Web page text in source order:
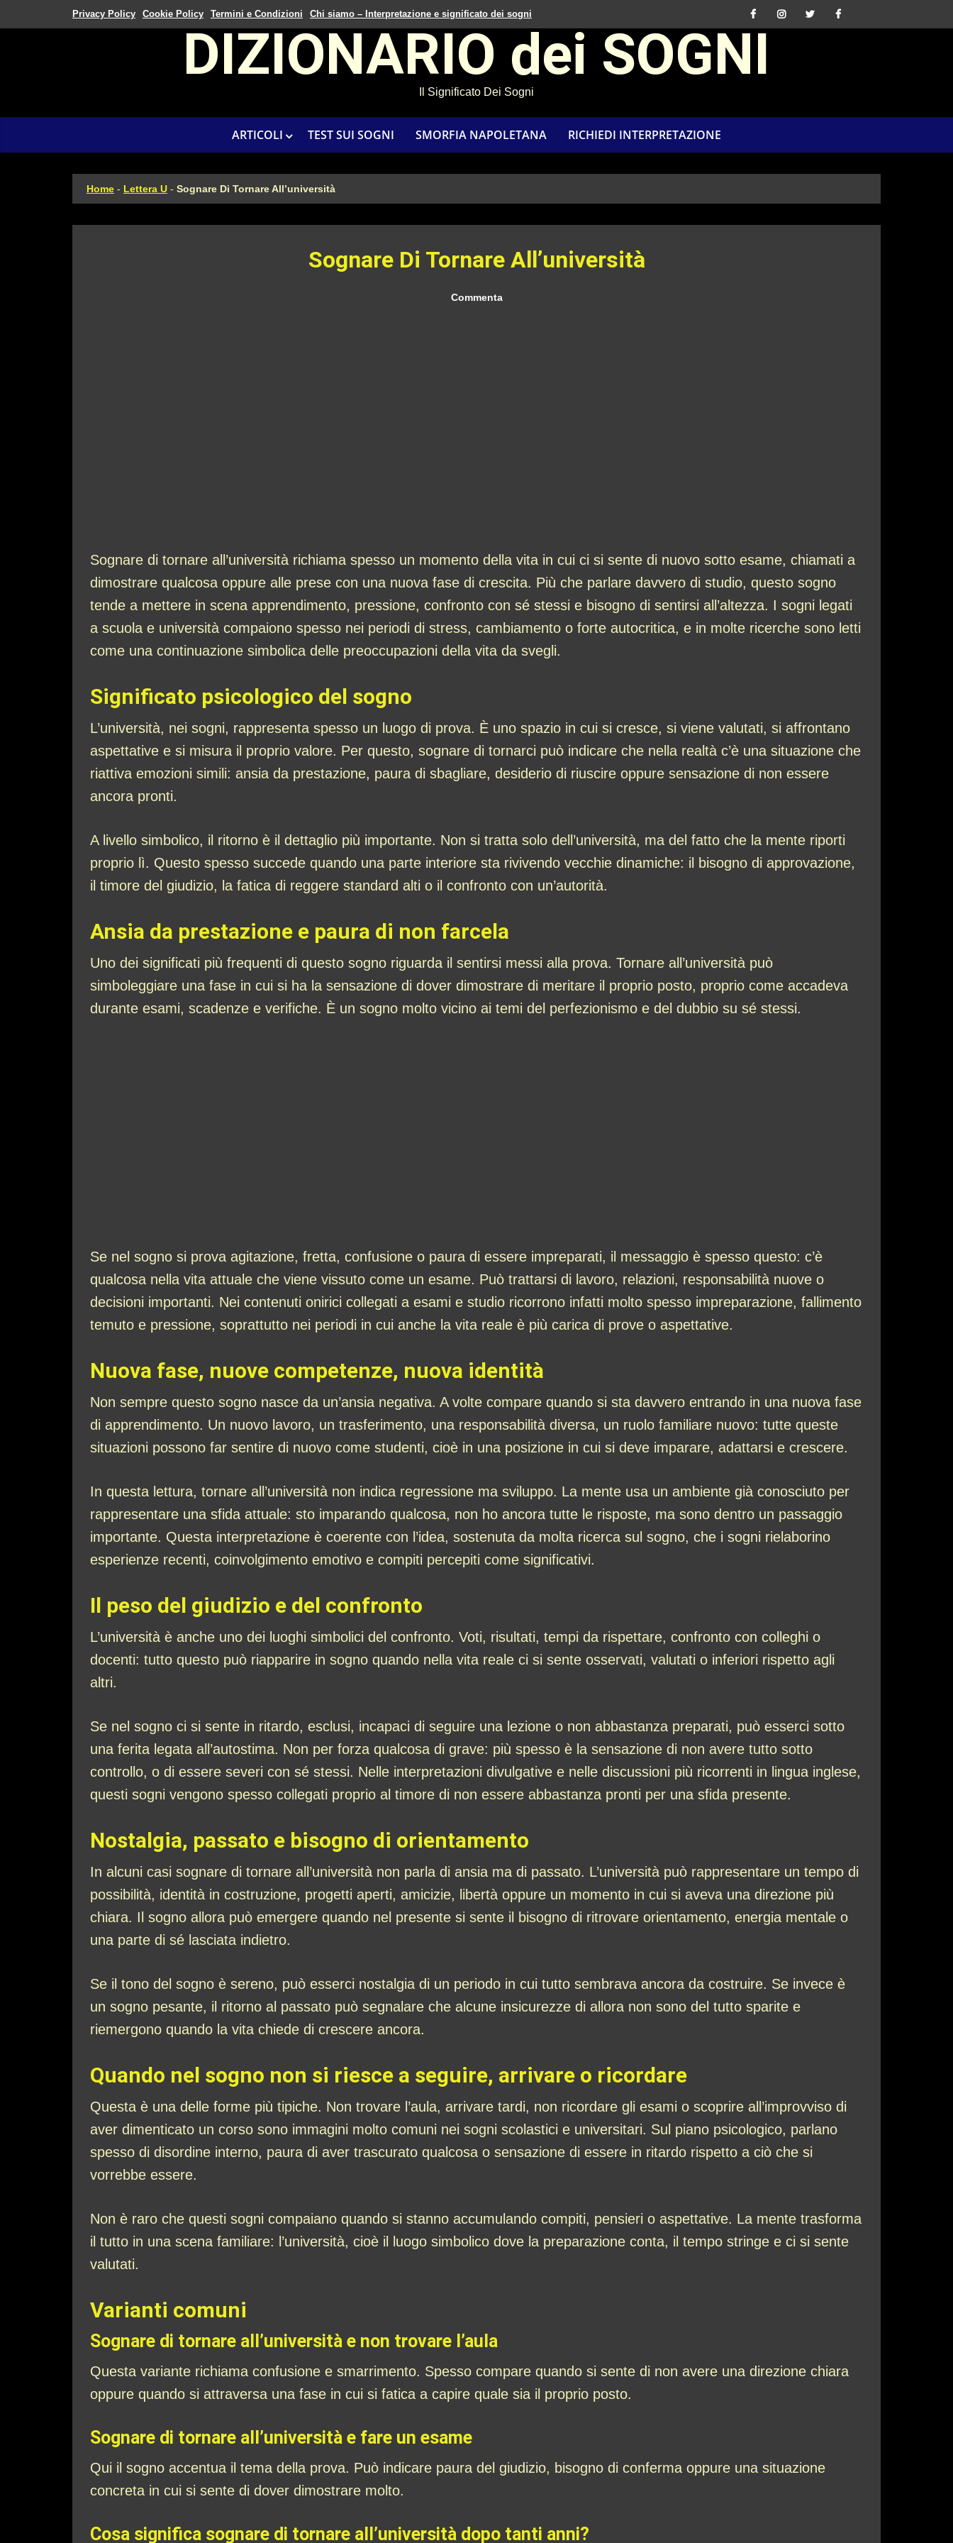
Privacy Policy Cookie Policy Termini e Condizioni Chi siamo – Interpretazione e significato dei sogni
DIZIONARIO dei SOGNI
Il Significato Dei Sogni
ARTICOLI TEST SUI SOGNI SMORFIA NAPOLETANA RICHIEDI INTERPRETAZIONE
Home - Lettera U - Sognare Di Tornare All’università
Sognare Di Tornare All’università
Commenta
Sognare di tornare all’università richiama spesso un momento della vita in cui ci si sente di nuovo sotto esame, chiamati a
dimostrare qualcosa oppure alle prese con una nuova fase di crescita. Più che parlare davvero di studio, questo sogno
tende a mettere in scena apprendimento, pressione, confronto con sé stessi e bisogno di sentirsi all’altezza. I sogni legati
a scuola e università compaiono spesso nei periodi di stress, cambiamento o forte autocritica, e in molte ricerche sono letti
come una continuazione simbolica delle preoccupazioni della vita da svegli.
Significato psicologico del sogno
L’università, nei sogni, rappresenta spesso un luogo di prova. È uno spazio in cui si cresce, si viene valutati, si affrontano
aspettative e si misura il proprio valore. Per questo, sognare di tornarci può indicare che nella realtà c’è una situazione che
riattiva emozioni simili: ansia da prestazione, paura di sbagliare, desiderio di riuscire oppure sensazione di non essere
ancora pronti.
A livello simbolico, il ritorno è il dettaglio più importante. Non si tratta solo dell’università, ma del fatto che la mente riporti
proprio lì. Questo spesso succede quando una parte interiore sta rivivendo vecchie dinamiche: il bisogno di approvazione,
il timore del giudizio, la fatica di reggere standard alti o il confronto con un’autorità.
Ansia da prestazione e paura di non farcela
Uno dei significati più frequenti di questo sogno riguarda il sentirsi messi alla prova. Tornare all’università può
simboleggiare una fase in cui si ha la sensazione di dover dimostrare di meritare il proprio posto, proprio come accadeva
durante esami, scadenze e verifiche. È un sogno molto vicino ai temi del perfezionismo e del dubbio su sé stessi.
Se nel sogno si prova agitazione, fretta, confusione o paura di essere impreparati, il messaggio è spesso questo: c’è
qualcosa nella vita attuale che viene vissuto come un esame. Può trattarsi di lavoro, relazioni, responsabilità nuove o
decisioni importanti. Nei contenuti onirici collegati a esami e studio ricorrono infatti molto spesso impreparazione, fallimento
temuto e pressione, soprattutto nei periodi in cui anche la vita reale è più carica di prove o aspettative.
Nuova fase, nuove competenze, nuova identità
Non sempre questo sogno nasce da un’ansia negativa. A volte compare quando si sta davvero entrando in una nuova fase
di apprendimento. Un nuovo lavoro, un trasferimento, una responsabilità diversa, un ruolo familiare nuovo: tutte queste
situazioni possono far sentire di nuovo come studenti, cioè in una posizione in cui si deve imparare, adattarsi e crescere.
In questa lettura, tornare all’università non indica regressione ma sviluppo. La mente usa un ambiente già conosciuto per
rappresentare una sfida attuale: sto imparando qualcosa, non ho ancora tutte le risposte, ma sono dentro un passaggio
importante. Questa interpretazione è coerente con l’idea, sostenuta da molta ricerca sul sogno, che i sogni rielaborino
esperienze recenti, coinvolgimento emotivo e compiti percepiti come significativi.
Il peso del giudizio e del confronto
L’università è anche uno dei luoghi simbolici del confronto. Voti, risultati, tempi da rispettare, confronto con colleghi o
docenti: tutto questo può riapparire in sogno quando nella vita reale ci si sente osservati, valutati o inferiori rispetto agli
altri.
Se nel sogno ci si sente in ritardo, esclusi, incapaci di seguire una lezione o non abbastanza preparati, può esserci sotto
una ferita legata all’autostima. Non per forza qualcosa di grave: più spesso è la sensazione di non avere tutto sotto
controllo, o di essere severi con sé stessi. Nelle interpretazioni divulgative e nelle discussioni più ricorrenti in lingua inglese,
questi sogni vengono spesso collegati proprio al timore di non essere abbastanza pronti per una sfida presente.
Nostalgia, passato e bisogno di orientamento
In alcuni casi sognare di tornare all’università non parla di ansia ma di passato. L’università può rappresentare un tempo di
possibilità, identità in costruzione, progetti aperti, amicizie, libertà oppure un momento in cui si aveva una direzione più
chiara. Il sogno allora può emergere quando nel presente si sente il bisogno di ritrovare orientamento, energia mentale o
una parte di sé lasciata indietro.
Se il tono del sogno è sereno, può esserci nostalgia di un periodo in cui tutto sembrava ancora da costruire. Se invece è
un sogno pesante, il ritorno al passato può segnalare che alcune insicurezze di allora non sono del tutto sparite e
riemergono quando la vita chiede di crescere ancora.
Quando nel sogno non si riesce a seguire, arrivare o ricordare
Questa è una delle forme più tipiche. Non trovare l’aula, arrivare tardi, non ricordare gli esami o scoprire all’improvviso di
aver dimenticato un corso sono immagini molto comuni nei sogni scolastici e universitari. Sul piano psicologico, parlano
spesso di disordine interno, paura di aver trascurato qualcosa o sensazione di essere in ritardo rispetto a ciò che si
vorrebbe essere.
Non è raro che questi sogni compaiano quando si stanno accumulando compiti, pensieri o aspettative. La mente trasforma
il tutto in una scena familiare: l’università, cioè il luogo simbolico dove la preparazione conta, il tempo stringe e ci si sente
valutati.
Varianti comuni
Sognare di tornare all’università e non trovare l’aula
Questa variante richiama confusione e smarrimento. Spesso compare quando si sente di non avere una direzione chiara
oppure quando si attraversa una fase in cui si fatica a capire quale sia il proprio posto.
Sognare di tornare all’università e fare un esame
Qui il sogno accentua il tema della prova. Può indicare paura del giudizio, bisogno di conferma oppure una situazione
concreta in cui si sente di dover dimostrare molto.
Cosa significa sognare di tornare all’università dopo tanti anni?